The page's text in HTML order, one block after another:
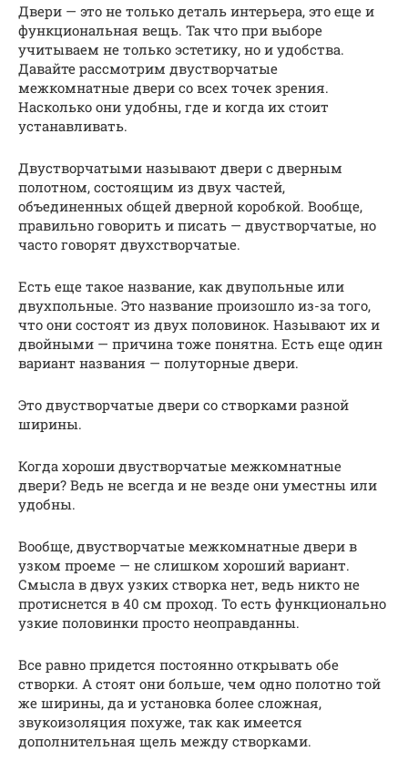
Двери — это не только деталь интерьера, это еще и
функциональная вещь. Так что при выборе
учитываем не только эстетику, но и удобства.
Давайте рассмотрим двустворчатые
межкомнатные двери со всех точек зрения.
Насколько они удобны, где и когда их стоит
устанавливать.
Двустворчатыми называют двери с дверным
полотном, состоящим из двух частей,
объединенных общей дверной коробкой. Вообще,
правильно говорить и писать — двустворчатые, но
часто говорят двухстворчатые.
Есть еще такое название, как двупольные или
двухпольные. Это название произошло из-за того,
что они состоят из двух половинок. Называют их и
двойными — причина тоже понятна. Есть еще один
вариант названия — полуторные двери.
Это двустворчатые двери со створками разной
ширины.
Когда хороши двустворчатые межкомнатные
двери? Ведь не всегда и не везде они уместны или
удобны.
Вообще, двустворчатые межкомнатные двери в
узком проеме — не слишком хороший вариант.
Смысла в двух узких створка нет, ведь никто не
протиснется в 40 см проход. То есть функционально
узкие половинки просто неоправданны.
Все равно придется постоянно открывать обе
створки. А стоят они больше, чем одно полотно той
же ширины, да и установка более сложная,
звукоизоляция похуже, так как имеется
дополнительная щель между створками.